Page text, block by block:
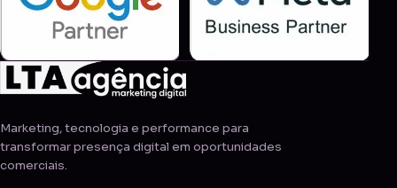
Marketing, tecnologia e performance para
transformar presença digital em oportunidades
comerciais.